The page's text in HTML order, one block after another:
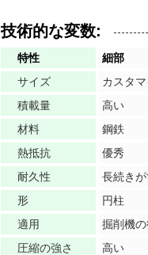
技術的な変数:
特性
細部
サイズ
カスタ
積載量
高い
材料
鋼鉄
熱抵抗
優秀
耐久性
長続きが
形
円柱
適用
掘削機
圧縮の強さ
高い